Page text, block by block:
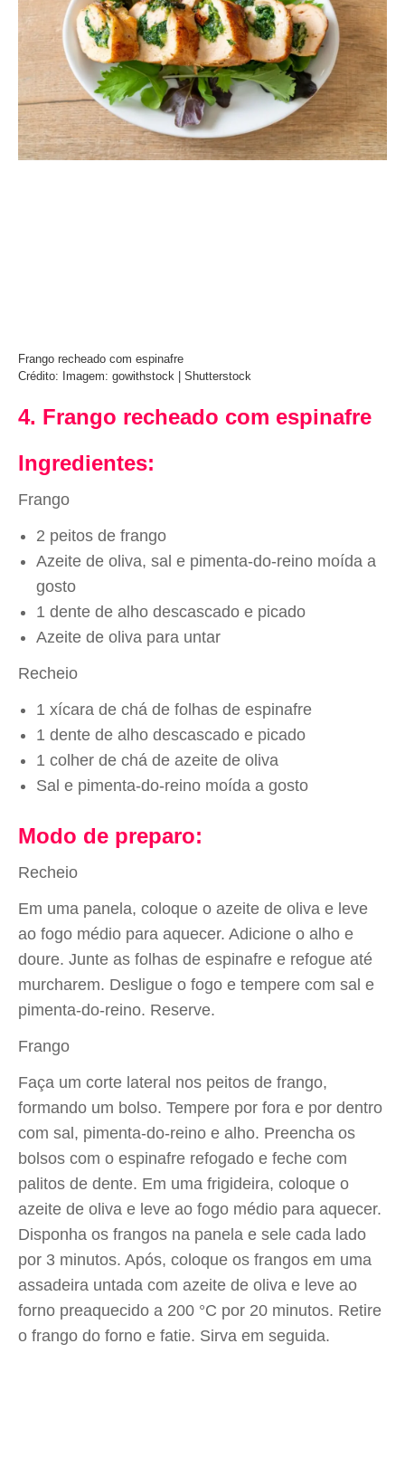
Frango recheado com espinafre
Crédito: Imagem: gowithstock | Shutterstock
4. Frango recheado com espinafre
Ingredientes:
Frango
2 peitos de frango
Azeite de oliva, sal e pimenta-do-reino moída a
gosto
1 dente de alho descascado e picado
Azeite de oliva para untar
Recheio
1 xícara de chá de folhas de espinafre
1 dente de alho descascado e picado
1 colher de chá de azeite de oliva
Sal e pimenta-do-reino moída a gosto
Modo de preparo:
Recheio
Em uma panela, coloque o azeite de oliva e leve
ao fogo médio para aquecer. Adicione o alho e
doure. Junte as folhas de espinafre e refogue até
murcharem. Desligue o fogo e tempere com sal e
pimenta-do-reino. Reserve.
Frango
Faça um corte lateral nos peitos de frango,
formando um bolso. Tempere por fora e por dentro
com sal, pimenta-do-reino e alho. Preencha os
bolsos com o espinafre refogado e feche com
palitos de dente. Em uma frigideira, coloque o
azeite de oliva e leve ao fogo médio para aquecer.
Disponha os frangos na panela e sele cada lado
por 3 minutos. Após, coloque os frangos em uma
assadeira untada com azeite de oliva e leve ao
forno preaquecido a 200 °C por 20 minutos. Retire
o frango do forno e fatie. Sirva em seguida.